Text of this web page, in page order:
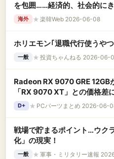
を包囲……経済的、社会的に
いつ爆発してもおかしくない
海外 ★ 楽韓Web 2026-06-08
ホリエモン｢退職代行使うや
一般 ★ 投資ちゃんねる 2026-06-
Radeon RX 9070 GRE 12GB
「RX 9070 XT」との価格差
D+ ★ PCパーツまとめ 2026-06-
戦場で貯まるポイント…ウク
化」の現実！
一般 ★ 軍事・ミリタリー速報